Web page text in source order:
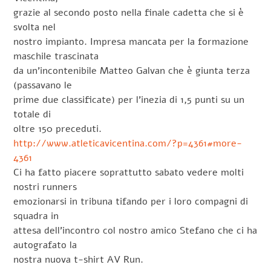
grazie al secondo posto nella finale cadetta che si è
svolta nel
nostro impianto. Impresa mancata per la formazione
maschile trascinata
da un’incontenibile Matteo Galvan che è giunta terza
(passavano le
prime due classificate) per l’inezia di 1,5 punti su un
totale di
oltre 150 preceduti.
http://www.atleticavicentina.com/?p=4361#more-
4361
Ci ha fatto piacere soprattutto sabato vedere molti
nostri runners
emozionarsi in tribuna tifando per i loro compagni di
squadra in
attesa dell’incontro col nostro amico Stefano che ci ha
autografato la
nostra nuova t-shirt AV Run.